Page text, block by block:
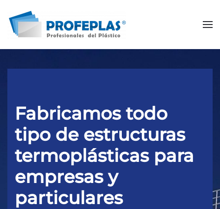
Skip to main content
Fabricamos todo
tipo de estructuras
termoplásticas para
empresas y
particulares